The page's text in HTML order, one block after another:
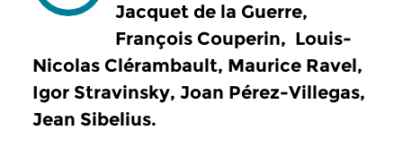
Jacquet de la Guerre,
François Couperin, Louis-
Nicolas Clérambault, Maurice Ravel,
Igor Stravinsky, Joan Pérez-Villegas,
Jean Sibelius.